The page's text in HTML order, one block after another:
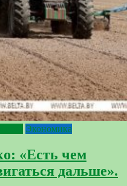
Экономика
«Есть чем
дальше».